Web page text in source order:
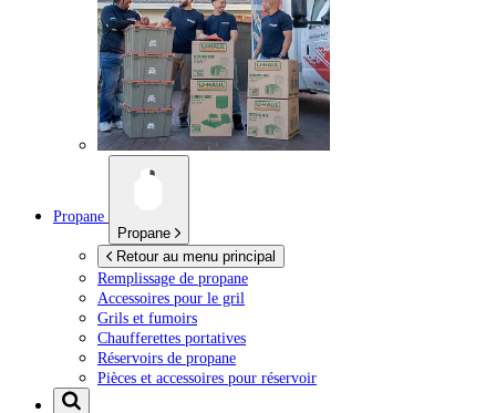
Propane
Propane
Retour au menu principal
Remplissage de propane
Accessoires pour le gril
Grils et fumoirs
Chaufferettes portatives
Réservoirs de propane
Pièces et accessoires pour réservoir